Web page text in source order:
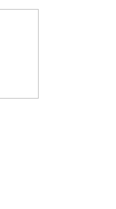
области на сайте